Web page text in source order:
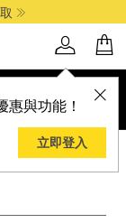
惠與功能！
立即登入